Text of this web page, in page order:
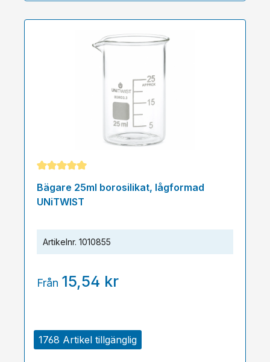
1768 Artikel tillgänglig
Genomsnittligt betyg på 5 av 5 stjärnor
Bägare 25ml borosilikat, lågformad
UNiTWIST
Artikelnr. 1010855
Från 15,54 kr